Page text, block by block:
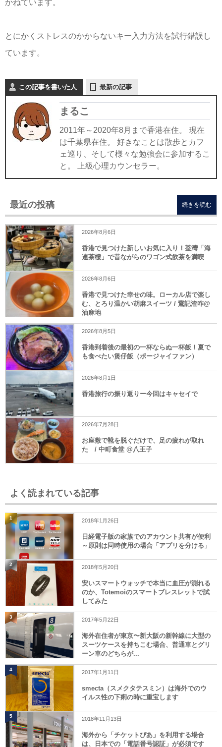
かねています。
とにかくストレスのかからないキー入力方法を試行錯誤し
ています。
この記事を書いた人 最新の記事
まるこ
2011年～2020年8月まで香港在住。 現在
は千葉県在住。 好きなことは散歩とカフ
ェ巡り、そして様々な勉強会に参加するこ
と。 上級心理カウンセラー。
最近の投稿
2026年8月6日
香港で見つけた新しいお気に入り！荃灣「海
連茶樓」で昔ながらのワゴン式飲茶を満喫
2026年8月6日
香港で見つけた幸せの味。ローカル店で楽し
む、とろり温かい胡麻スイーツ / 鵞記渣咋@
油麻地
2026年8月5日
香港到着後の最初の一杯ならぬ一杯飯！夏で
も食べたい煲仔飯（ポージャイファン）
2026年8月1日
香港旅行の振り返りー今回はキャセイで
2026年7月28日
お座敷で靴を脱ぐだけで、足の疲れが取れ
た / 中町食堂 @八王子
続きを読む
よく読まれている記事
1 2018年1月26日
日経電子版の家族でのアカウント共有が便利
～原則は同時使用の場合「アプリを分ける」
2 2018年5月20日
安いスマートウォッチで本当に血圧が測れる
のか、Totemoiのスマートブレスレットで試
してみた
3 2017年5月22日
海外在住者が東京〜新大阪の新幹線に大型の
スーツケースを持ちこむ場合、普通車とグリ
ーン車のどちらが...
4 2017年1月11日
smecta（スメクタテスミン）は海外でのウ
イルス性の下痢の時に重宝します
5 2018年11月13日
海外から「チケットぴあ」を利用する場合
は、日本での「電話番号認証」が必須です